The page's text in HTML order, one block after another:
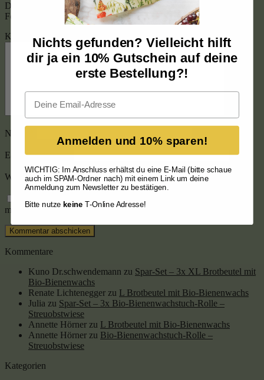
Deine E-Mail-Adresse wird nicht veröffentlicht.
Erforderliche
Felder sind mit
*markiert
Kommentar
*
Name
E-Mail-Adresse*
Website
Name, E-Mail-Adresse und Website in diesem Browser für
meinen nächsten Kommentar speichern.
Kommentare
Kuno Dr.schwendemann zu Spar-Set – 3x XL Brotbeutel mit
Bio-Bienenwachs
Renate Lichtenegger zu L Brotbeutel mit Bio-Bienenwachs
Julia zu Spar-Set – 3x Bio-Bienenwachstuch-Rolle –
Streuobstwiese
Annette Hörner zu L Brotbeutel mit Bio-Bienenwachs
Annette Hörner zu Bio-Bienenwachstuch-Rolle –
Streuobstwiese
Kategorien
Nichts gefunden? Vielleicht hilft
dir ja ein 10% Gutschein auf deine
erste Bestellung?!
Email
Anmelden und 10% sparen!
WICHTIG: Im Anschluss erhältst du eine E-Mail (bitte schaue
auch im SPAM-Ordner nach) mit einem Link um deine
Anmeldung zum Newsletter zu bestätigen.
Bitte nutze keine T-Online Adresse!